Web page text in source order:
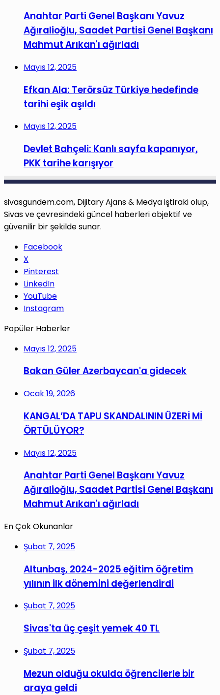
Anahtar Parti Genel Başkanı Yavuz
Ağıralioğlu, Saadet Partisi Genel Başkanı
Mahmut Arıkan'ı ağırladı
Mayıs 12, 2025
Efkan Ala: Terörsüz Türkiye hedefinde
tarihi eşik aşıldı
Mayıs 12, 2025
Devlet Bahçeli: Kanlı sayfa kapanıyor,
PKK tarihe karışıyor
sivasgundem.com, Dijitary Ajans & Medya iştiraki olup,
Sivas ve çevresindeki güncel haberleri objektif ve
güvenilir bir şekilde sunar.
Facebook
X
Pinterest
LinkedIn
YouTube
Instagram
Popüler Haberler
Mayıs 12, 2025
Bakan Güler Azerbaycan'a gidecek
Ocak 19, 2026
KANGAL’DA TAPU SKANDALININ ÜZERİ Mİ
ÖRTÜLÜYOR?
Mayıs 12, 2025
Anahtar Parti Genel Başkanı Yavuz
Ağıralioğlu, Saadet Partisi Genel Başkanı
Mahmut Arıkan'ı ağırladı
En Çok Okunanlar
Şubat 7, 2025
Altunbaş, 2024-2025 eğitim öğretim
yılının ilk dönemini değerlendirdi
Şubat 7, 2025
Sivas'ta üç çeşit yemek 40 TL
Şubat 7, 2025
Mezun olduğu okulda öğrencilerle bir
araya geldi